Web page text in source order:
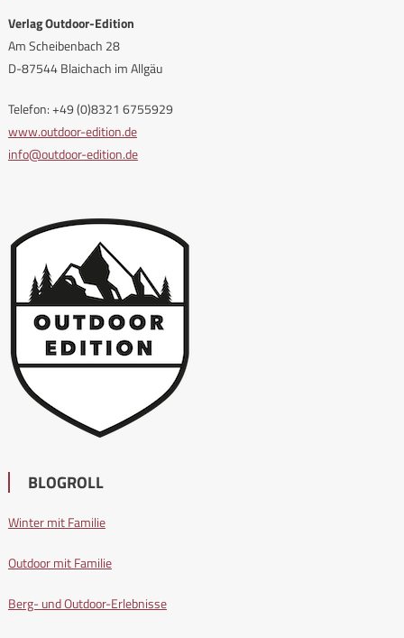
Verlag Outdoor-Edition
Am Scheibenbach 28
D-87544 Blaichach im Allgäu
Telefon: +49 (0)8321 6755929
www.outdoor-edition.de
info@outdoor-edition.de
BLOGROLL
Winter mit Familie
Outdoor mit Familie
Berg- und Outdoor-Erlebnisse